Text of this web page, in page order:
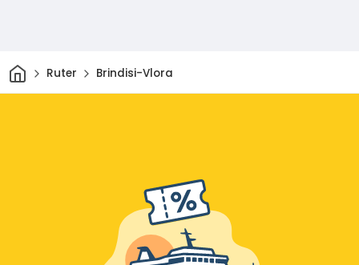
HjemRuter Brindisi-Vlora